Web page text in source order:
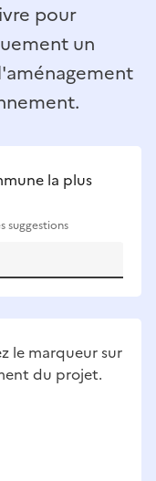
pour
un
la plus
suggestions
le marqueur sur
du projet.